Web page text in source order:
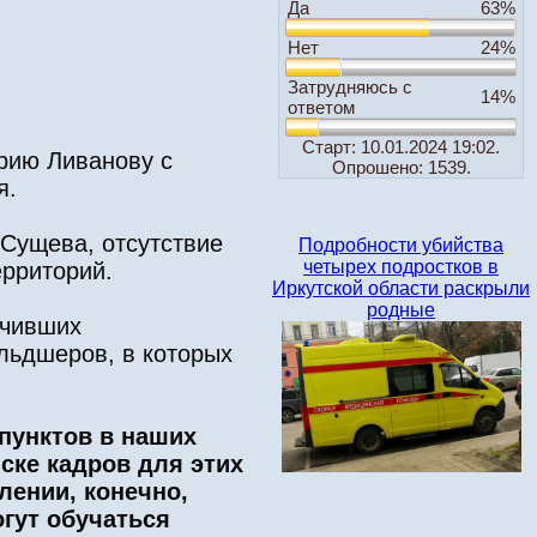
Ливанову с
отсутствие
в которых
в наших
кадров для этих
конечно,
обучаться
Да
63%
Нет
24%
Затрудняюсь с
ответом
14%
Старт: 10.01.2024 19:02.
Опрошено: 1539.
Подробности убийства
четырех подростков в
Иркутской области раскрыли
родные